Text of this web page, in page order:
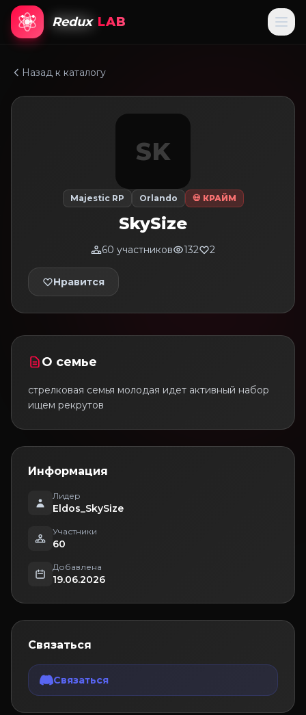
Redux LAB
Назад к каталогу
SK
Majestic RP Orlando 💀 КРАЙМ
SkySize
60 участников 132 2
Нравится
О семье
стрелковая семья молодая идет активный набор
ищем рекрутов
Информация
Лидер
Eldos_SkySize
Участники
60
Добавлена
19.06.2026
Связаться
Связаться